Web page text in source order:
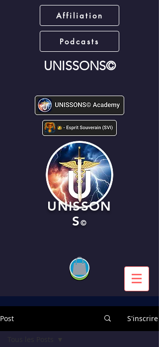
Affiliation
Podcasts
UNISSONS©
UNISSON
S©
Post S'inscrire